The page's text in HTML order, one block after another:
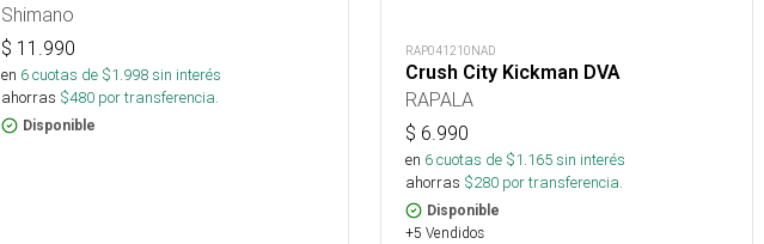
Shimano
$ 11.990
en 6cuotas de $1.998sin interés
ahorras $480 por transferencia.
Disponible
RAP041210NAD
Crush City Kickman DVA
RAPALA
$ 6.990
en 6cuotas de $1.165sin interés
ahorras $280 por transferencia.
Disponible
+5 Vendidos